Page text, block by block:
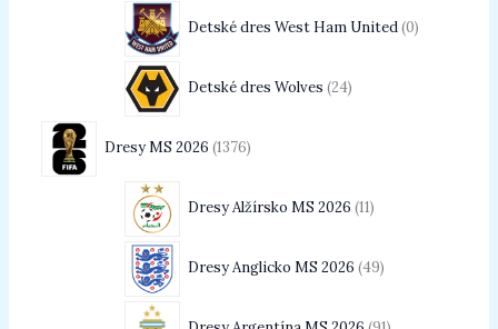
Detské dres West Ham United 0
Detské dres Wolves 24
Dresy MS 2026 1376
Dresy Alžírsko MS 2026 11
Dresy Anglicko MS 2026 49